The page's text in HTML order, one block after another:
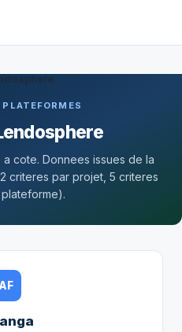
cote. Donnees issues de la
criteres par projet, 5 criteres
AF